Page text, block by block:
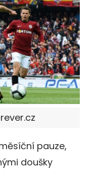
pauze,
doušky